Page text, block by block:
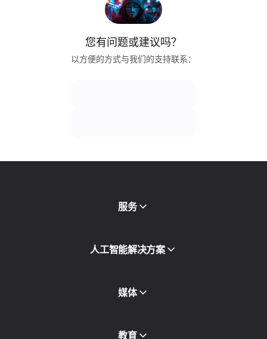
您有问题或建议吗？
以方便的方式与我们的支持联系：
服务
移动代理
住宅代理
代理目录
人工智能解决方案
媒体
博客和文章
教育